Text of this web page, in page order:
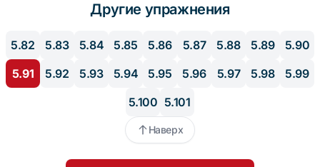
Другие упражнения
5.82 5.83 5.84 5.85 5.86 5.87 5.88 5.89
5.90
5.91
5.92 5.93 5.94 5.95 5.96 5.97 5.98
5.99
5.100 5.101
Наверх